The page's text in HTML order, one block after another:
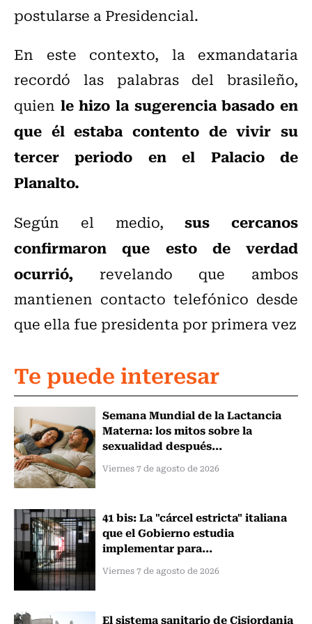
postularse a Presidencial.
En este contexto, la exmandataria
recordó las palabras del brasileño,
quien le hizo la sugerencia basado en
que él estaba contento de vivir su
tercer periodo en el Palacio de
Planalto.
Según el medio, sus cercanos
confirmaron que esto de verdad
ocurrió, revelando que ambos
mantienen contacto telefónico desde
que ella fue presidenta por primera vez
Te puede interesar
Semana Mundial de la Lactancia
Materna: los mitos sobre la
sexualidad después...
Viernes 7 de agosto de 2026
41 bis: La "cárcel estricta" italiana
que el Gobierno estudia
implementar para...
Viernes 7 de agosto de 2026
El sistema sanitario de Cisjordania